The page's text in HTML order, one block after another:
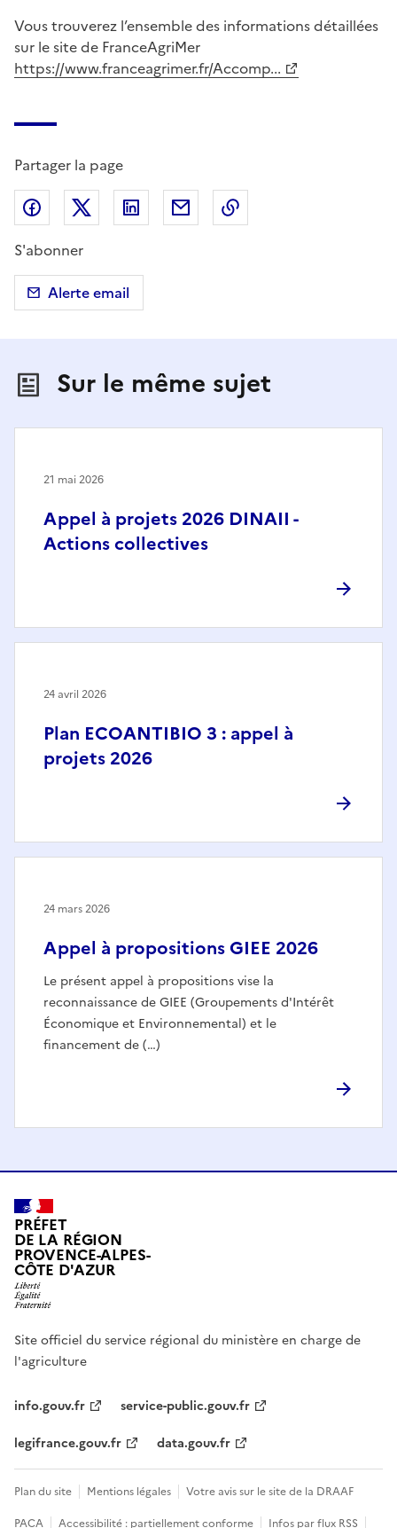
Vous trouverez l’ensemble des informations détaillées
sur le site de FranceAgriMer
https://www.franceagrimer.fr/Accomp...
Partager la page
Partager sur Facebook
Partager sur X (anciennement Twitter)
Partager sur LinkedIn
Partager par email
S'abonner
Alerte email
Sur le même sujet
Appel à projets 2026 DINAII -
Actions collectives
21 mai 2026
Plan ECOANTIBIO 3 : appel à
projets 2026
24 avril 2026
Appel à propositions GIEE 2026
Le présent appel à propositions vise la
reconnaissance de GIEE (Groupements d'Intérêt
Économique et Environnemental) et le
financement de (…)
24 mars 2026
PRÉFET
DE LA RÉGION
PROVENCE-ALPES-
CÔTE D'AZUR
Site officiel du service régional du ministère en charge de
l'agriculture
info.gouv.fr
service-public.gouv.fr
legifrance.gouv.fr
data.gouv.fr
Plan du site Mentions légales
Votre avis sur le site de la DRAAF
PACA
Accessibilité : partiellement conforme Infos par flux RSS